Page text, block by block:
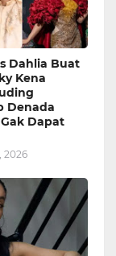
Dahlia Buat
Kena
Denada
Dapat
2026